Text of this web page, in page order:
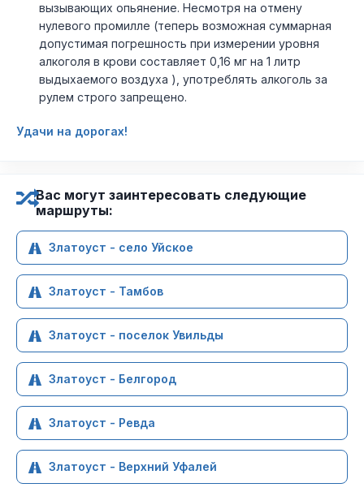
вызывающих опьянение. Несмотря на отмену
нулевого промилле (теперь возможная суммарная
допустимая погрешность при измерении уровня
алкоголя в крови составляет 0,16 мг на 1 литр
выдыхаемого воздуха ), употреблять алкоголь за
рулем строго запрещено.
Удачи на дорогах!
Вас могут заинтересовать следующие
маршруты:
Златоуст - село Уйское
Златоуст - Тамбов
Златоуст - поселок Увильды
Златоуст - Белгород
Златоуст - Ревда
Златоуст - Верхний Уфалей